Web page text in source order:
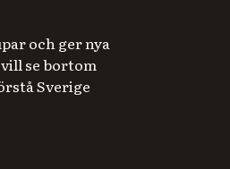
och ger nya
se bortom
Sverige